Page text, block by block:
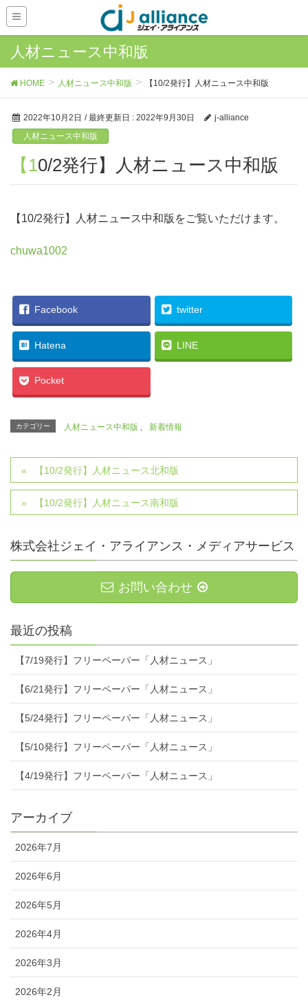
人材ニュース中和版
HOME 人材ニュース中和版 【10/2発行】人材ニュース中和版
2022年10月2日 / 最終更新日 : 2022年9月30日
j-alliance
人材ニュース中和版
【10/2発行】人材ニュース中和版
【10/2発行】人材ニュース中和版をご覧いただけます。
chuwa1002
Facebook twitter
Hatena LINE
Pocket
カテゴリー 人材ニュース中和版 、 新着情報
【10/2発行】人材ニュース北和版
【10/2発行】人材ニュース南和版
株式会社ジェイ・アライアンス・メディアサービス
お問い合わせ
最近の投稿
【7/19発行】フリーペーパー「人材ニュース」
【6/21発行】フリーペーパー「人材ニュース」
【5/24発行】フリーペーパー「人材ニュース」
【5/10発行】フリーペーパー「人材ニュース」
【4/19発行】フリーペーパー「人材ニュース」
アーカイブ
2026年7月
2026年6月
2026年5月
2026年4月
2026年3月
2026年2月